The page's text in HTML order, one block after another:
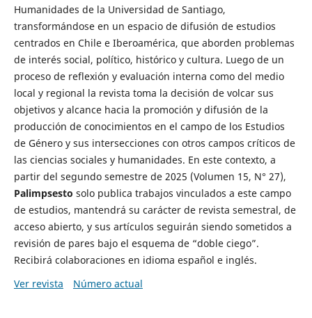
Humanidades de la Universidad de Santiago,
transformándose en un espacio de difusión de estudios
centrados en Chile e Iberoamérica, que aborden problemas
de interés social, político, histórico y cultura. Luego de un
proceso de reflexión y evaluación interna como del medio
local y regional la revista toma la decisión de volcar sus
objetivos y alcance hacia la promoción y difusión de la
producción de conocimientos en el campo de los Estudios
de Género y sus intersecciones con otros campos críticos de
las ciencias sociales y humanidades. En este contexto, a
partir del segundo semestre de 2025 (Volumen 15, N° 27),
Palimpsesto solo publica trabajos vinculados a este campo
de estudios, mantendrá su carácter de revista semestral, de
acceso abierto, y sus artículos seguirán siendo sometidos a
revisión de pares bajo el esquema de “doble ciego”.
Recibirá colaboraciones en idioma español e inglés.
Ver revista
Número actual